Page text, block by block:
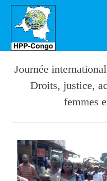
Journée
Droits, justice,
femmes